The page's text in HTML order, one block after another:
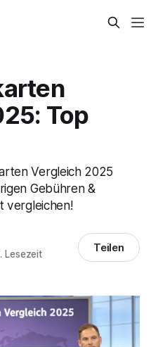
Top
Vergleich 2025
Gebühren &
vergleichen!
Lesezeit Teilen